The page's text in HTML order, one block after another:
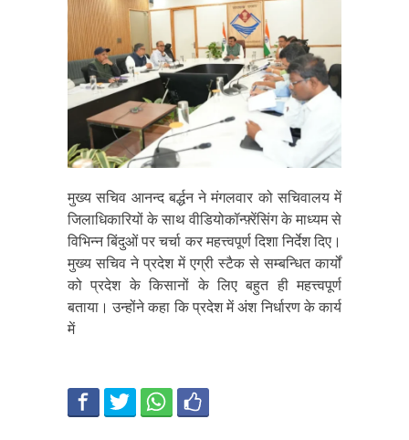
मुख्य सचिव आनन्द बर्द्धन ने मंगलवार को सचिवालय में
जिलाधिकारियों के साथ वीडियोकॉन्फ़्रेंसिंग के माध्यम से
विभिन्न बिंदुओं पर चर्चा कर महत्त्वपूर्ण दिशा निर्देश दिए।
मुख्य सचिव ने प्रदेश में एग्री स्टैक से सम्बन्धित कार्यों
को प्रदेश के किसानों के लिए बहुत ही महत्त्वपूर्ण
बताया। उन्होंने कहा कि प्रदेश में अंश निर्धारण के कार्य
में